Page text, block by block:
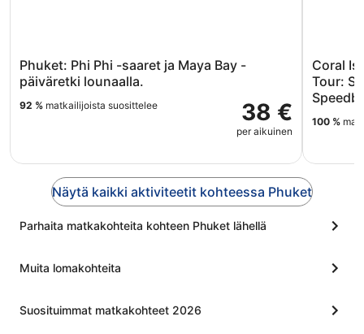
Phuket: Phi Phi -saaret ja Maya Bay -
päiväretki lounaalla.
38 €
per aikuinen
92 % matkailijoista suosittelee
Coral
Tour:
100 %
Näytä kaikki aktiviteetit kohteessa Phuket
Parhaita matkakohteita kohteen Phuket lähellä
Muita lomakohteita
Suosituimmat matkakohteet 2026